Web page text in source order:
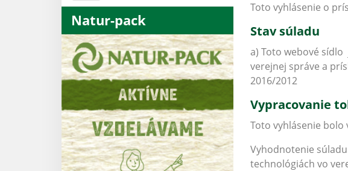
Natur-pack
Toto vyhlásenie o
Stav súladu
a) Toto webové
verejnej správe a
2016/2012
Vypracovanie
Toto vyhlásenie bolo
Vyhodnotenie
technológiách vo